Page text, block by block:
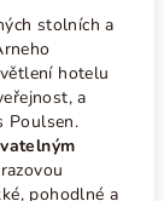
stolních a
hotelu
a
Poulsen.
pohodlné a